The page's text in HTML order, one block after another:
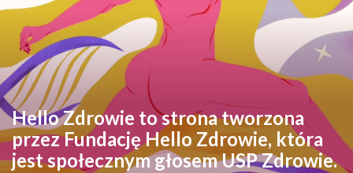
Hello Zdrowie to strona tworzona
przez Fundację Hello Zdrowie, która
jest społecznym głosem USP Zdrowie.